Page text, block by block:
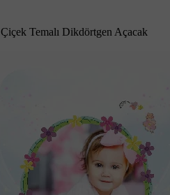
Çiçek Temalı Dikdörtgen Açacak